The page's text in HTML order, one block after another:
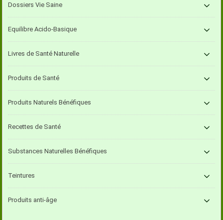
Dossiers Vie Saine
Equilibre Acido-Basique
Livres de Santé Naturelle
Produits de Santé
Produits Naturels Bénéfiques
Recettes de Santé
Substances Naturelles Bénéfiques
Teintures
Produits anti-âge